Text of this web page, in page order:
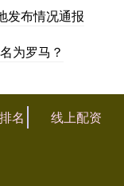
发布情况通报
为罗马？
名 线上配资